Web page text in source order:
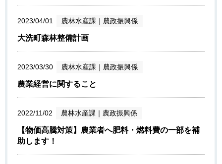
2023/04/01 農林水産課 ｜ 農政振興係
大洗町森林整備計画
2023/03/30 農林水産課 ｜ 農政振興係
農業経営に関すること
2022/11/02 農林水産課 ｜ 農政振興係
【物価高騰対策】農業者へ肥料・燃料費の一部を補
助します！